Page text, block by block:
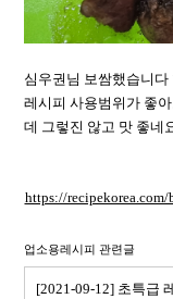
심우권님 보쌈했습니
레시피 사용범위가 좋
데 그렇진 않고 맛 좋네
https://
업소용레시피 관련글
[2021-09-12] 초특급